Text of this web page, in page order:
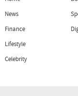
News
Finance
Lifestyle
Celebrity